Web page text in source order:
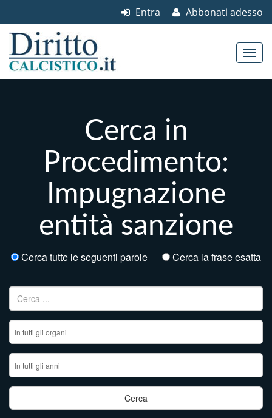
Abbonati adesso
Entra
Cerca in
Procedimento:
Impugnazione
entità sanzione
Cerca tutte le seguenti parole Cerca la frase esatta
Ricerca per: